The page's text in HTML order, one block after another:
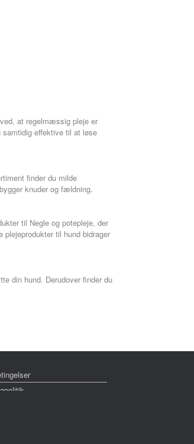
at regelmæssig pleje er
effektive til at løse
finder du milde
knuder og fældning.
til Negle og potepleje, der
til hund bidrager
din hund. Derudover finder du